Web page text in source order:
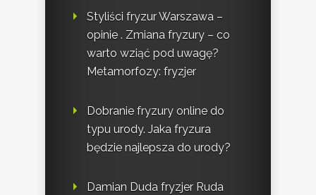
Styliści fryzur Warszawa –
opinie . Zmiana fryzury – co
warto wziąć pod uwagę?
Metamorfozy: fryzjer
Dobranie fryzury online do
typu urody. Jaka fryzura
będzie najlepsza do urody?
Damian Duda fryzjer Ruda